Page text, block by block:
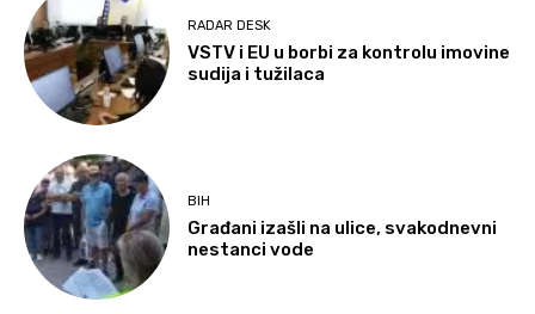
RADAR DESK
VSTV i EU u borbi za kontrolu imovine
sudija i tužilaca
BIH
Građani izašli na ulice, svakodnevni
nestanci vode